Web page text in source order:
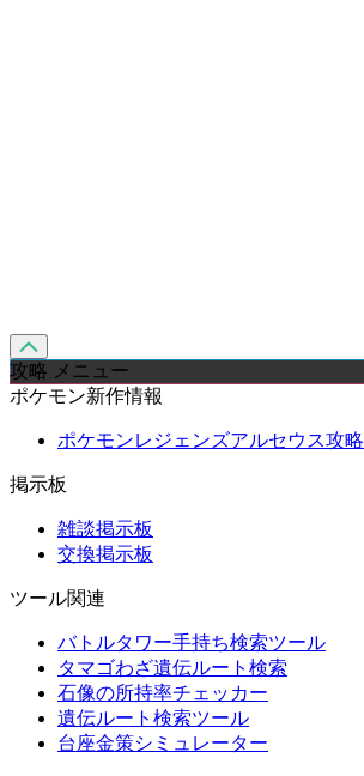
攻略 メニュー
ポケモン新作情報
ポケモンレジェンズアルセウス攻略
掲示板
雑談掲示板
交換掲示板
ツール関連
バトルタワー手持ち検索ツール
タマゴわざ遺伝ルート検索
石像の所持率チェッカー
遺伝ルート検索ツール
台座金策シミュレーター